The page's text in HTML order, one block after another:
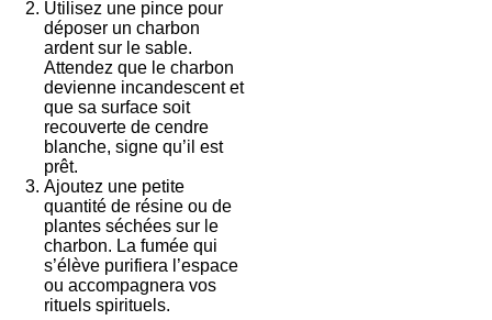
Utilisez une pince pour
déposer un charbon
ardent sur le sable.
Attendez que le charbon
devienne incandescent et
que sa surface soit
recouverte de cendre
blanche, signe qu’il est
prêt.
Ajoutez une petite
quantité de résine ou de
plantes séchées sur le
charbon. La fumée qui
s’élève purifiera l’espace
ou accompagnera vos
rituels spirituels.